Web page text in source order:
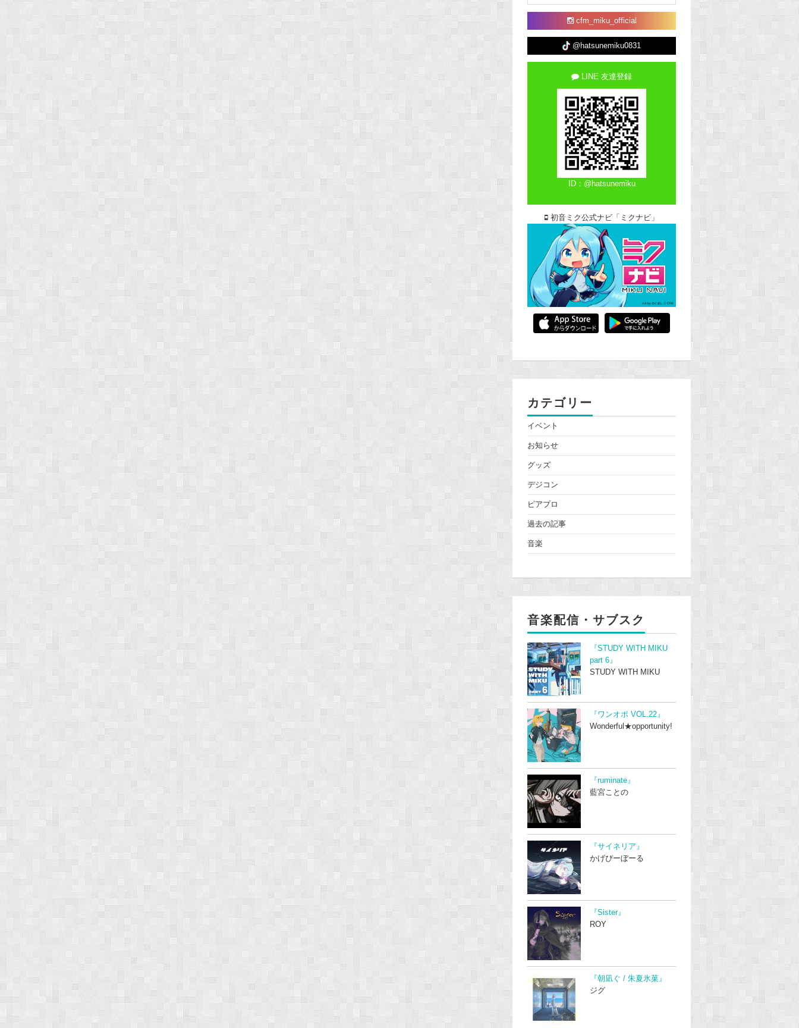
cfm_miku_official
@hatsunemiku0831
LINE 友達登録
ID：@hatsunemiku
初音ミク公式ナビ「ミクナビ」
カテゴリー
イベント
お知らせ
グッズ
デジコン
ピアプロ
過去の記事
音楽
音楽配信・サブスク
『STUDY WITH MIKU
part 6』
STUDY WITH MIKU
『ワンオポ VOL.22』
Wonderful★opportunity!
『ruminate』
藍宮ことの
『サイネリア』
かげぴーぼーる
『Sister』
ROY
『朝凪ぐ / 朱夏氷菓』
ジグ